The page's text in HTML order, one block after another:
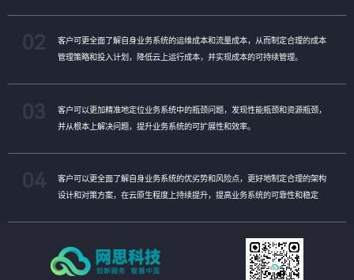
客户可更全面了解自身业务系统的运维成本和流量成本，从而制定合理的成本
管理策略和投入计划，降低云上运行成本，并实现成本的可持续管理。
客户可以更加精准地定位业务系统中的瓶颈问题，发现性能瓶颈和资源瓶颈，
并从根本上解决问题，提升业务系统的可扩展性和效率。
客户可以更全面了解自身业务系统的优劣势和风险点，更好地制定合理的架构
设计和对策方案，在云原生程度上持续提升，提高业务系统的可靠性和稳定